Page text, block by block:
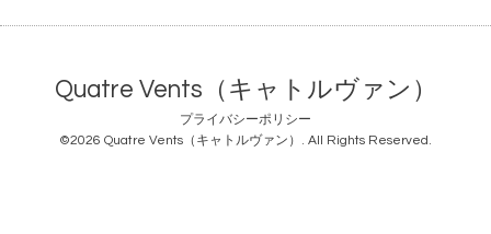
Quatre Vents（キャトルヴァン）
プライバシーポリシー
©2026 Quatre Vents（キャトルヴァン） . All Rights Reserved.